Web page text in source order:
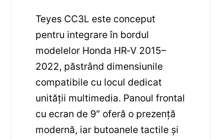
Teyes CC3L este conceput
pentru integrare în bordul
modelelor Honda HR‑V 2015–
2022, păstrând dimensiunile
compatibile cu locul dedicat
unității multimedia. Panoul frontal
cu ecran de 9″ oferă o prezență
modernă, iar butoanele tactile și